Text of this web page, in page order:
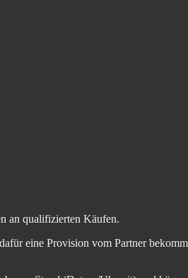
an qualifizierten Käufen.
eine Provision vom Partner